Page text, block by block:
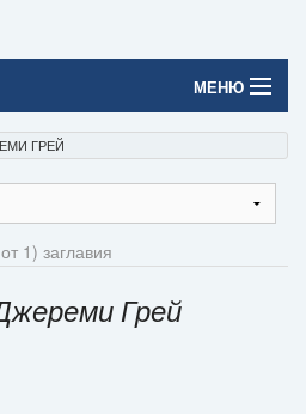
МЕНЮ
ГРЕЙ
1) заглавия
Грей